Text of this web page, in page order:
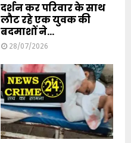
दर्शन कर परिवार के साथ
लौट रहे एक युवक की
बदमाशों ने...
28/07/2026